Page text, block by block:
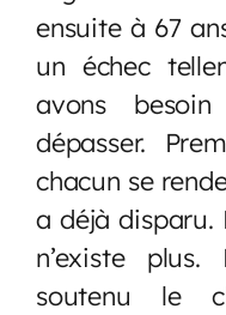
ensuite à 67
un échec
avons
dépasser.
chacun se
a déjà disparu.
n’existe
soutenu le